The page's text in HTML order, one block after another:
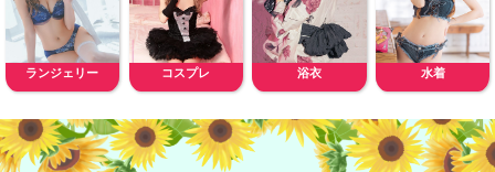
ランジェリー コスプレ 浴衣 水着